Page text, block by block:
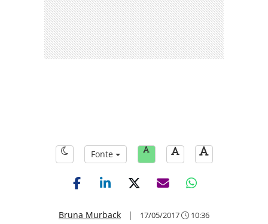
Fonte
Bruna Murback | 17/05/2017 10:36